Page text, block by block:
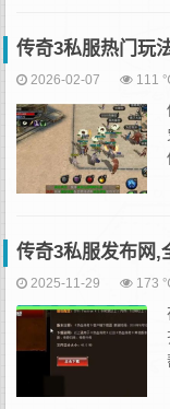
传奇3私服热门玩
2026-02-07 111
传奇3私服发布网,
2025-11-29 173